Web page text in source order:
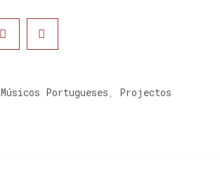
Músicos Portugueses , Projectos